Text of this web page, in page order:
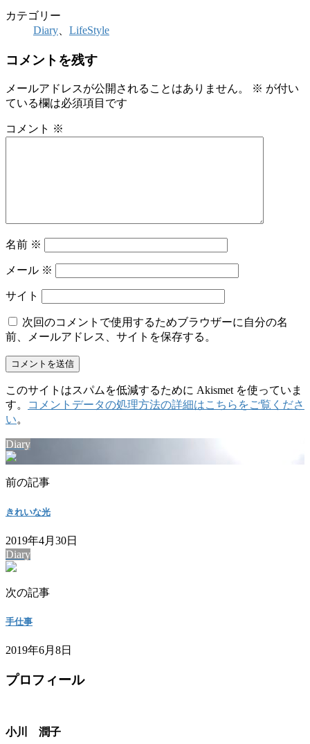
カテゴリー
Diary
LifeStyle
コメントを残す
メールアドレスが公開されることはありません。 ※ が付い
ている欄は必須項目です
コメント ※
名前 ※
メール ※
サイト
次回のコメントで使用するためブラウザーに自分の名
前、メールアドレス、サイトを保存する。
このサイトはスパムを低減するために Akismet を使っていま
す。
コメントデータの処理方法の詳細はこちらをご覧くださ
い。
Diary
前の記事
きれいな光
2019年4月30日
Diary
次の記事
手仕事
2019年6月8日
プロフィール
小川 潤子